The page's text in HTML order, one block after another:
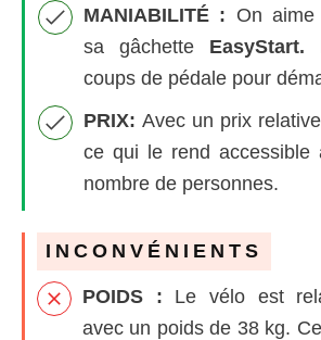
MANIABILITÉ : On aime
sa gâchette EasyStart.
coups de pédale pour
PRIX: Avec un prix
ce qui le rend accessible
nombre de personnes.
INCONVÉNIENTS
POIDS : Le vélo est
avec un poids de 38 kg.